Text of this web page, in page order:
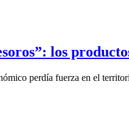
los
perdía fuerza en el